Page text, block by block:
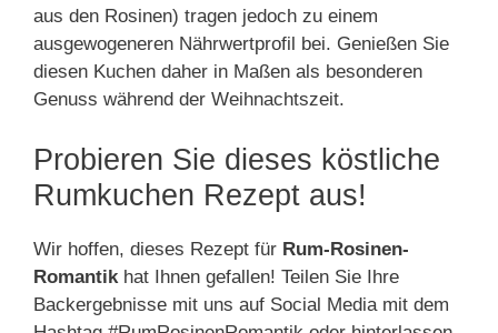
aus den Rosinen) tragen jedoch zu einem
ausgewogeneren Nährwertprofil bei. Genießen Sie
diesen Kuchen daher in Maßen als besonderen
Genuss während der Weihnachtszeit.
Probieren Sie dieses köstliche
Rumkuchen Rezept aus!
Wir hoffen, dieses Rezept für Rum-Rosinen-
Romantik hat Ihnen gefallen! Teilen Sie Ihre
Backergebnisse mit uns auf Social Media mit dem